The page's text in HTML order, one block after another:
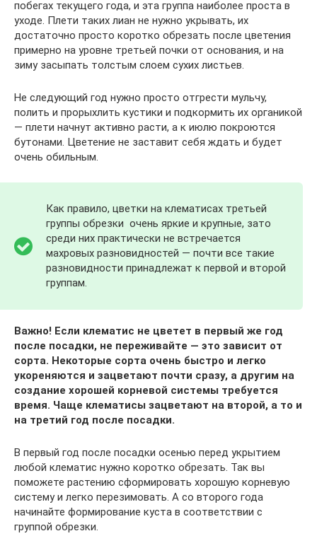
побегах текущего года, и эта группа наиболее проста в
уходе. Плети таких лиан не нужно укрывать, их
достаточно просто коротко обрезать после цветения
примерно на уровне третьей почки от основания, и на
зиму засыпать толстым слоем сухих листьев.
Не следующий год нужно просто отгрести мульчу,
полить и прорыхлить кустики и подкормить их органикой
— плети начнут активно расти, а к июлю покроются
бутонами. Цветение не заставит себя ждать и будет
очень обильным.
Как правило, цветки на клематисах третьей
группы обрезки очень яркие и крупные, зато
среди них практически не встречается
махровых разновидностей — почти все такие
разновидности принадлежат к первой и второй
группам.
Важно! Если клематис не цветет в первый же год
после посадки, не переживайте — это зависит от
сорта. Некоторые сорта очень быстро и легко
укореняются и зацветают почти сразу, а другим на
создание хорошей корневой системы требуется
время. Чаще клематисы зацветают на второй, а то и
на третий год после посадки.
В первый год после посадки осенью перед укрытием
любой клематис нужно коротко обрезать. Так вы
поможете растению сформировать хорошую корневую
систему и легко перезимовать. А со второго года
начинайте формирование куста в соответствии с
группой обрезки.